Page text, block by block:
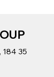
184 35